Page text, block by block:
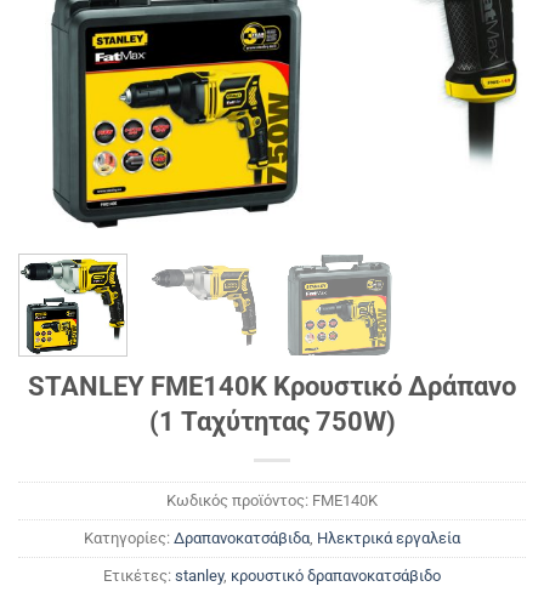
STANLEY FME140K Κρουστικό Δράπανο
(1 Ταχύτητας 750W)
Κωδικός προϊόντος: FME140K
Κατηγορίες: Δραπανοκατσάβιδα Ηλεκτρικά εργαλεία
Ετικέτες: stanley, κρουστικό δραπανοκατσάβιδο